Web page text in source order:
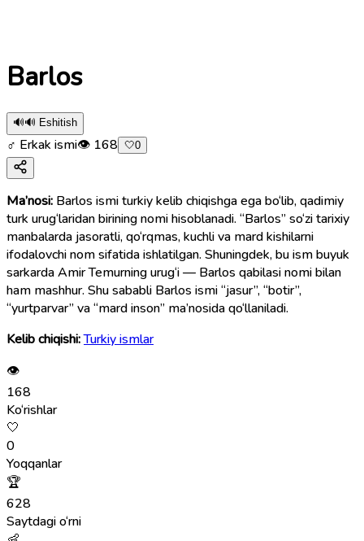
Barlos
🔊🔊 Eshitish
♂ Erkak ismi👁 168 🤍0
Ma’nosi: Barlos ismi turkiy kelib chiqishga ega bo‘lib, qadimiy
turk urug‘laridan birining nomi hisoblanadi. “Barlos” so‘zi tarixiy
manbalarda jasoratli, qo‘rqmas, kuchli va mard kishilarni
ifodalovchi nom sifatida ishlatilgan. Shuningdek, bu ism buyuk
sarkarda Amir Temurning urug‘i — Barlos qabilasi nomi bilan
ham mashhur. Shu sababli Barlos ismi “jasur”, “botir”,
“yurtparvar” va “mard inson” ma’nosida qo‘llaniladi.
Kelib chiqishi:Turkiy ismlar
👁
168
Ko‘rishlar
🤍
0
Yoqqanlar
🏆
628
Saytdagi o‘rni